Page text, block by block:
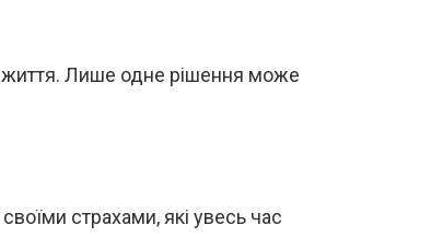
життя. Лише одне рішення може
страхами, які увесь час